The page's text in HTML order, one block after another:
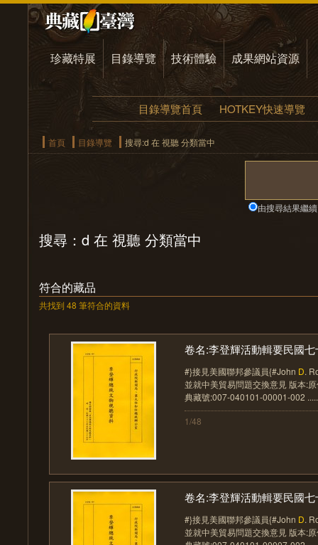
珍藏特展 目錄導覽 技術體驗 成果網站資源
目錄導覽首頁 HOTKEY快速導覽
首頁 目錄導覽 搜尋:d 在 視聽 分類當中
由搜尋結果繼續
搜尋：d 在 視聽 分類當中
符合的藏品
共找到 48 筆符合的資料
卷名:李登輝活動輯要民國七
#}接見美國聯邦參議員{#John D.
並就中美貿易問題交換意見 版本:
典藏號:007-040101-00001-002 .....
1/48
卷名:李登輝活動輯要民國七
#}接見美國聯邦參議員{#John D.
並就中美貿易問題交換意見 版本: